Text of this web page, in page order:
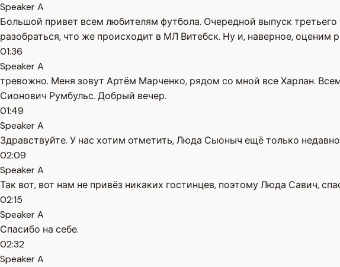
Speaker A
Большой привет всем любителям футбола. Очередной выпуск
разобраться, что же происходит в МЛ Витебск. Ну и, наверное,
01:36
Speaker A
тревожно. Меня зовут Артём Марченко, рядом со мной все Харлан.
Сионович Румбульс. Добрый вечер.
01:49
Speaker A
Здравствуйте. У нас хотим отметить, Люда Сыоныч ещё только
02:09
Speaker A
Так вот, вот нам не привёз никаких гостинцев, поэтому Люда Савич,
02:15
Speaker A
Спасибо на себе.
02:32
Speaker A